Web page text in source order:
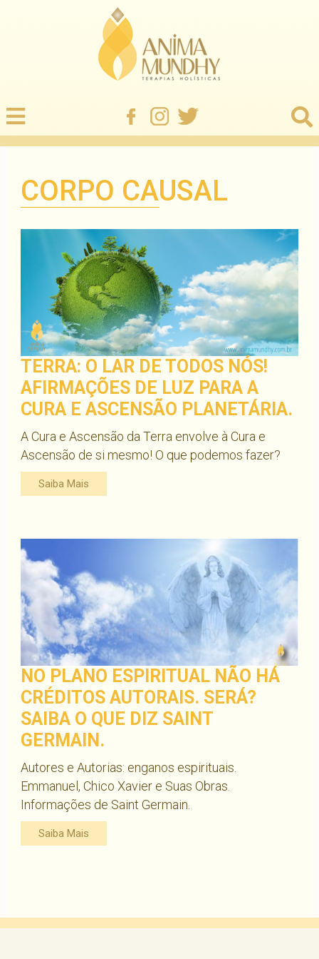
CORPO CAUSAL
TERRA: O LAR DE TODOS NÓS!
AFIRMAÇÕES DE LUZ PARA A
CURA E ASCENSÃO PLANETÁRIA.
A Cura e Ascensão da Terra envolve à Cura e
Ascensão de si mesmo! O que podemos fazer?
Saiba Mais
NO PLANO ESPIRITUAL NÃO HÁ
CRÉDITOS AUTORAIS. SERÁ?
SAIBA O QUE DIZ SAINT
GERMAIN.
Autores e Autorias: enganos espirituais.
Emmanuel, Chico Xavier e Suas Obras.
Informações de Saint Germain.
Saiba Mais